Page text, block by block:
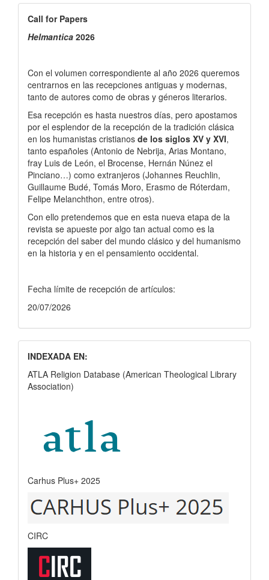
for
Papers
Call for Papers
Helmantica 2026
Con el volumen correspondiente al año 2026 queremos
centrarnos en las recepciones antiguas y modernas,
tanto de autores como de obras y géneros literarios.
Esa recepción es hasta nuestros días, pero apostamos
por el esplendor de la recepción de la tradición clásica
en los humanistas cristianos de los siglos XV y XVI,
tanto españoles (Antonio de Nebrija, Arias Montano,
fray Luis de León, el Brocense, Hernán Núnez el
Pinciano…) como extranjeros (Johannes Reuchlin,
Guillaume Budé, Tomás Moro, Erasmo de Róterdam,
Felipe Melanchthon, entre otros).
Con ello pretendemos que en esta nueva etapa de la
revista se apueste por algo tan actual como es la
recepción del saber del mundo clásico y del humanismo
en la historia y en el pensamiento occidental.
Fecha límite de recepción de artículos:
20/07/2026
INDEXADA EN:
ATLA Religion Database (American Theological Library
Association)
Carhus Plus+ 2025
CIRC